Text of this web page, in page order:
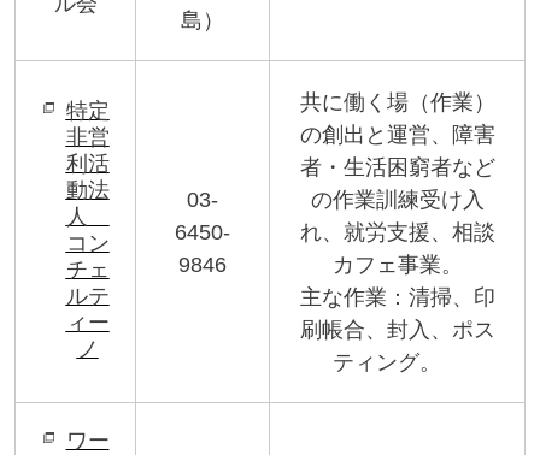
島）
特定
非営
利活
動法
人
コン
チェ
ルテ
ィー
ノ
03-
6450-
9846
共に働く場（作業）
の創出と運営、障害
者・生活困窮者など
の作業訓練受け入
れ、就労支援、相談
カフェ事業。
主な作業：清掃、印
刷帳合、封入、ポス
ティング。
ワー